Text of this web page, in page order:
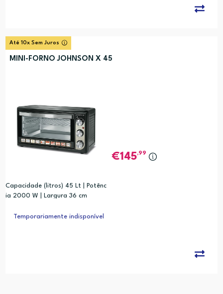
Até 10x Sem Juros
MINI-FORNO JOHNSON X 45
Capacidade (litros) 45 Lt | Potênc
ia 2000 W | Largura 36 cm
145,99
Temporariamente indisponível